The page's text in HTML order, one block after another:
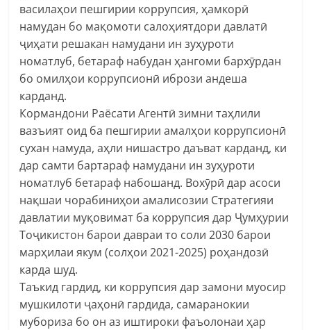
василаҳои пешгирии коррупсия, ҳамкорӣ
намудан бо мақомоти салоҳиятдори давлатӣ
ҷиҳати решакан намудани ин зуҳуроти
номатлуб, бетараф набудан ҳангоми бархӯрдан
бо омилҳои коррупсионӣ ибрози андеша
карданд.
Кормандони Раёсати Агентӣ зимни таҳлили
вазъият оид ба пешгирии амалҳои коррупсионӣ
сухан намуда, аҳли нишастро даъват карданд, ки
дар самти бартараф намудани ин зуҳуроти
номатлуб бетараф набошанд. Вохӯрӣ дар асоси
нақшаи чорабиниҳои амалисозии Стратегияи
давлатии муқовимат ба коррупсия дар Ҷумҳурии
Тоҷикистон барои давраи то соли 2030 барои
марҳилаи якум (солҳои 2021-2025) роҳандозӣ
карда шуд.
Таъкид гардид, ки коррупсия дар замони муосир
мушкилоти ҷаҳонӣ гардида, самаранокии
мубориза бо он аз иштироки фаъолонаи ҳар